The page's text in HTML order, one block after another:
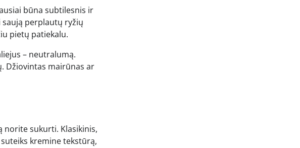
būna subtilesnis ir
saują perplautų ryžių
pietų patiekalu.
– neutralumą.
Džiovintas mairūnas ar
norite sukurti. Klasikinis,
kremine tekstūrą,